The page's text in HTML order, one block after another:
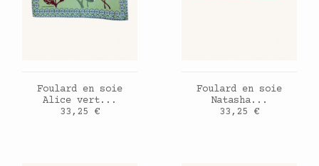
AJOUTER AU PANIER
Foulard en soie
Alice vert...
Prix
33,25 €
AJOUTER AU PANIER
Foulard en soie
Natasha...
Prix
33,25 €